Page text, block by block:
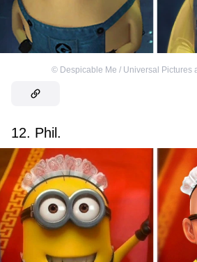
© Despicable Me / Universal Pictures
12. Phil.